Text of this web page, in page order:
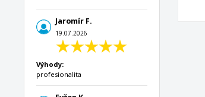
Jaromír F.
19.07.2026
Výhody:
profesionalita